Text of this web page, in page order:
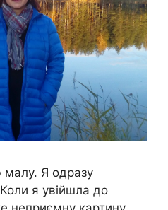
Я одразу
я увійшла до